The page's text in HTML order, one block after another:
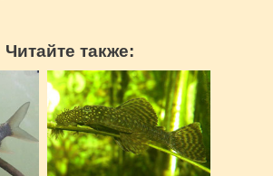
Читайте также: